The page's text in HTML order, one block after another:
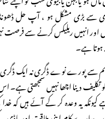
سے بڑی مشکل ہو ، آپ حل
انہیں ریلیکس کرنے سے فرصت
ہوتا ہے۔
سے پورے نوے ڈگری نہ ایک ڈگری
تکلیف دینا اچھا نہیں سمجھتی
یہ وعدہ کر کے آئے ہیں کہ